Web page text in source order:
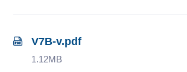
V7B-v.pdf
1.12MB